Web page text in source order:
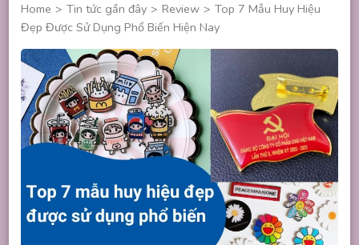
Home > Tin tức gần đây > Review > Top 7 Mẫu Huy Hiệu
Đẹp Được Sử Dụng Phổ Biến Hiện Nay